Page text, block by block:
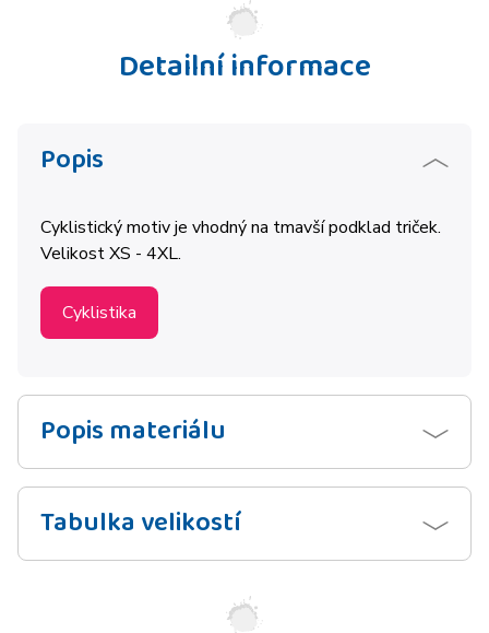
Detailní informace
Popis
Cyklistický motiv je vhodný na tmavší podklad triček.
Velikost XS - 4XL.
Cyklistika
Popis materiálu
Tabulka velikostí